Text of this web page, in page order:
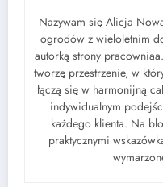
Nazywam się Alicja
ogrodów z wieloletnim
autorką strony
tworzę przestrzenie, w
łączą się w harmonijną
indywidualnym
każdego klienta. Na
praktycznymi